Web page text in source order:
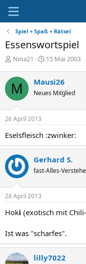
Spiel + Spaß + Rätsel
Essenswortspiel
E
s
t
e
l
l
e
Nina21
E
t
e
l
m
15 Mai 2003
M Mausi26
Neues Mitglied
26 April 2013
Eselsfleisch :zwinker:
Gerhard S.
fast-Alles-
26 April 2013
Hoki (exotisch mit
Ist was "scharfes".
lilly7022